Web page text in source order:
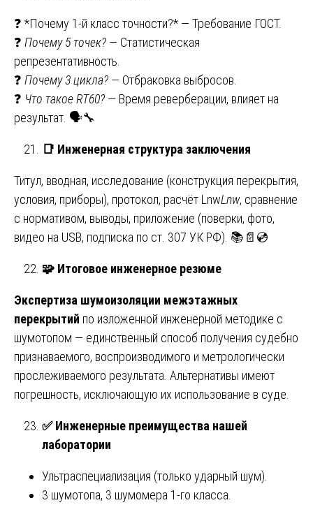
❓ *Почему 1-й класс точности?* — Требование ГОСТ.
❓ Почему 5 точек? — Статистическая
репрезентативность.
❓ Почему 3 цикла? — Отбраковка выбросов.
❓ Что такое RT60? — Время реверберации, влияет на
результат. 🗣️🔧
📑 Инженерная структура заключения
Титул, вводная, исследование (конструкция перекрытия,
условия, приборы), протокол, расчёт LnwLnw​, сравнение
с нормативом, выводы, приложение (поверки, фото,
видео на USB, подписка по ст. 307 УК РФ). 📚📄💿
🧩 Итоговое инженерное резюме
Экспертиза шумоизоляции межэтажных
перекрытий по изложенной инженерной методике с
шумотопом — единственный способ получения судебно
признаваемого, воспроизводимого и метрологически
прослеживаемого результата. Альтернативы имеют
погрешность, исключающую их использование в суде.
✅Инженерные преимущества нашей
лаборатории
Ультраспециализация (только ударный шум).
3 шумотопа, 3 шумомера 1-го класса.